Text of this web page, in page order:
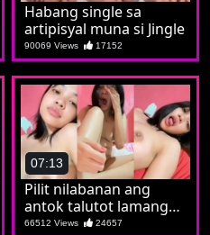
Habang single sa
artipisyal muna si Jingle
90069 Views 17152
07:13
Pilit nilabanan ang
antok talutot lamang
ay matusok
66512 Views 24657